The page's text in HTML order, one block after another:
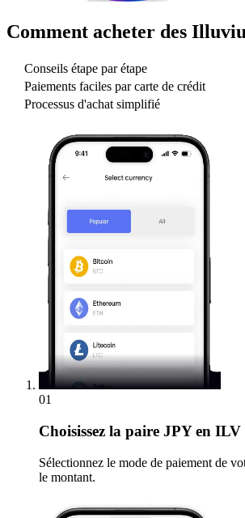
Comment acheter des
Conseils étape par étape
Paiements faciles par carte de crédit
Processus d'achat simplifié
01
Choisissez la paire JPY en ILV
Sélectionnez le mode de paiement de
le montant.